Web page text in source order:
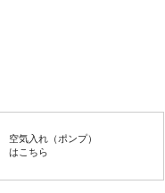
空気入れ（ポンプ）
はこちら